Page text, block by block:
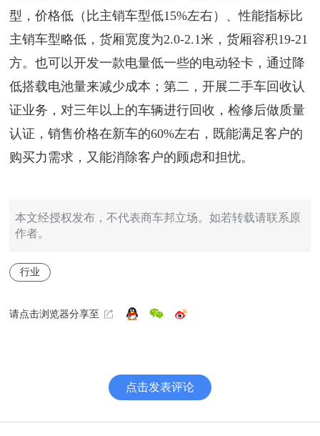
型，价格低（比主销车型低15%左右）、性能指标比
主销车型略低，货厢宽度为2.0-2.1米，货厢容积19-21
方。也可以开发一款电量低一些的电动轻卡，通过降
低搭载电池量来减少成本；第二，开展二手车回收认
证业务，对三年以上的车辆进行回收，检修后做质量
认证，销售价格在新车的60%左右，既能满足客户的
购买力需求，又能消除客户的顾虑和担忧。
本文经授权发布，不代表商车邦立场。如若转载请联系原
作者。
行业
请点击浏览器分享至
点击发表评论